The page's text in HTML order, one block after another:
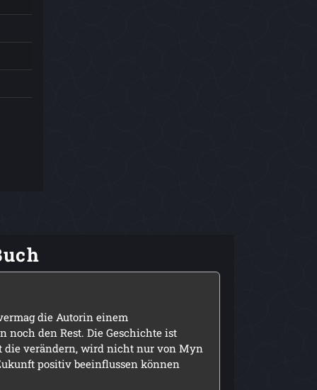
die Autorin einem
noch den Rest. Die Geschichte ist
die verändern, wird nicht nur von Myn
positiv beeinflussen können